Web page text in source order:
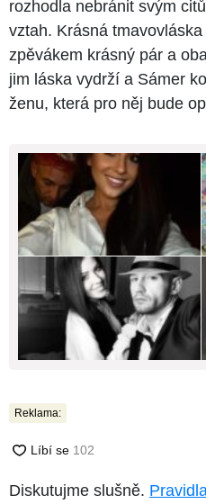
rozhodla nebránit svým
vztah. Krásná
zpěvákem krásný pár a
jim láska vydrží a Sámer
ženu, která pro něj bude
Reklama:
Diskutujme slušně.